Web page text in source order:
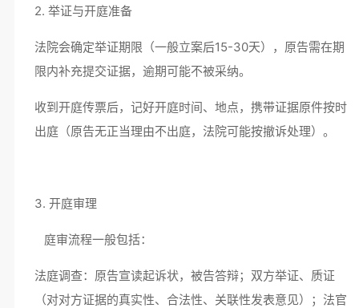
2. 举证与开庭准备
法院会确定举证期限（一般立案后15-30天），原告需在期
限内补充提交证据，逾期可能不被采纳。
收到开庭传票后，记好开庭时间、地点，携带证据原件按时
出庭（原告无正当理由不出庭，法院可能按撤诉处理）。
3. 开庭审理
庭审流程一般包括：
法庭调查：原告宣读起诉状，被告答辩；双方举证、质证
（对对方证据的真实性、合法性、关联性发表意见）；法官